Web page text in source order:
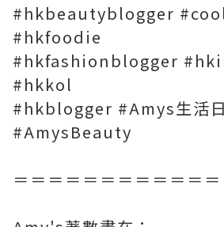
#hkbeautyblogger
#hkfoodie
#hkfashionblogger
#hkkol
#hkblogger #Amys生活
#AmysBeauty
＝＝＝＝＝＝＝＝＝＝＝